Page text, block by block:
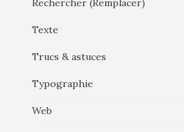
Rechercher (Remplacer)
Texte
Trucs & astuces
Typographie
Web